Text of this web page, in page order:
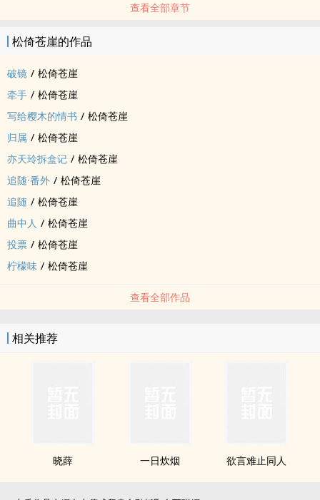
查看全部章节
松倚苍崖的作品
破镜 / 松倚苍崖
牵手 / 松倚苍崖
写给樱木的情书 / 松倚苍崖
归属 / 松倚苍崖
亦天玲拆盒记 / 松倚苍崖
追随·番外 / 松倚苍崖
追随 / 松倚苍崖
曲中人 / 松倚苍崖
投票 / 松倚苍崖
柠檬味 / 松倚苍崖
查看全部作品
相关推荐
晓薛 一日炊烟 欲言难止‌‍同‎‍人‌‎‍